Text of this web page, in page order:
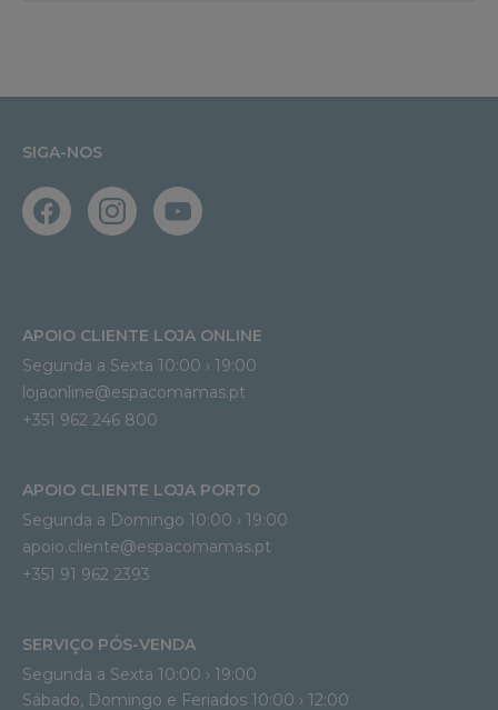
SIGA-NOS
APOIO CLIENTE LOJA ONLINE
Segunda a Sexta 10:00 › 19:00
lojaonline@espacomamas.pt
+351 962 246 800
APOIO CLIENTE LOJA PORTO
Segunda a Domingo 10:00 › 19:00
apoio.cliente@espacomamas.pt
+351 91 962 2393
SERVIÇO PÓS-VENDA
Segunda a Sexta 10:00 › 19:00
Sábado, Domingo e Feriados 10:00 › 12:00